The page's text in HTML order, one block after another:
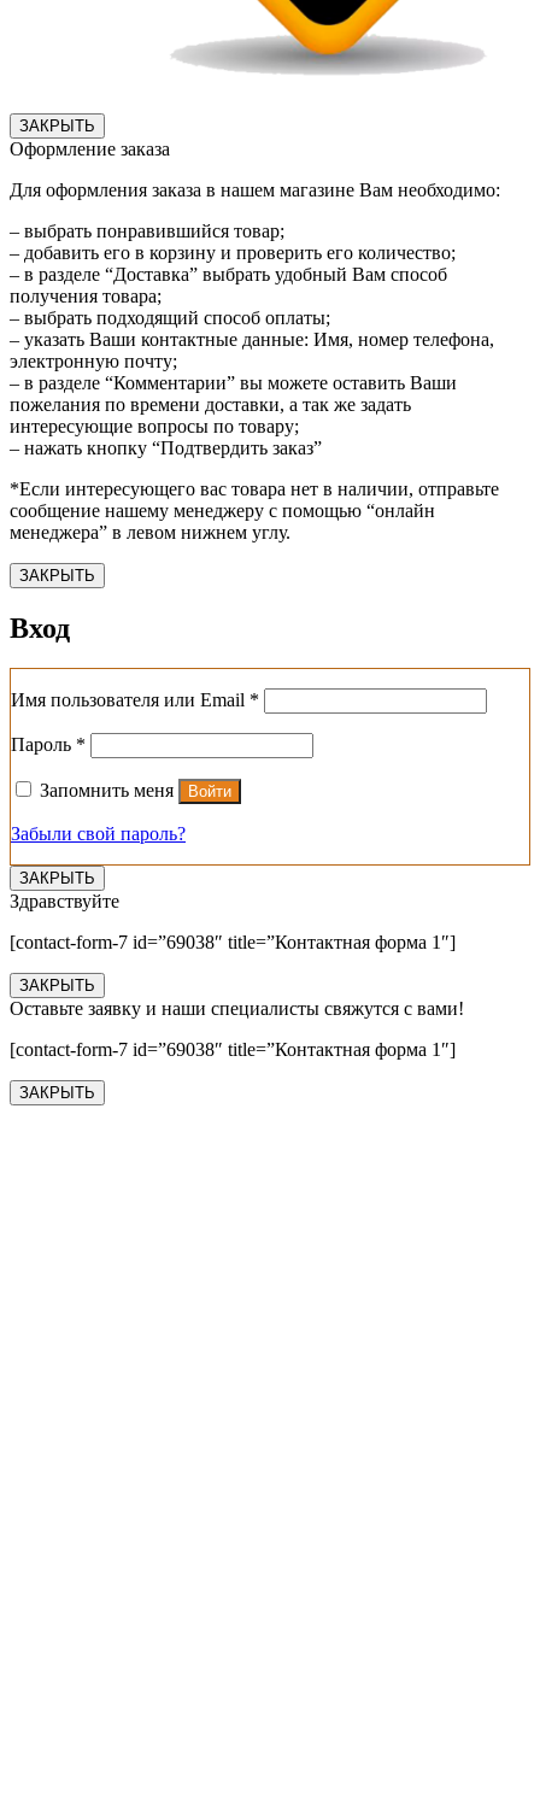
ЗАКРЫТЬ
Оформление заказа
Для оформления заказа в нашем магазине Вам необходимо:
– выбрать понравившийся товар;
– добавить его в корзину и проверить его количество;
– в разделе “Доставка” выбрать удобный Вам способ
получения товара;
– выбрать подходящий способ оплаты;
– указать Ваши контактные данные: Имя, номер телефона,
электронную почту;
– в разделе “Комментарии” вы можете оставить Ваши
пожелания по времени доставки, а так же задать
интересующие вопросы по товару;
– нажать кнопку “Подтвердить заказ”
*Если интересующего вас товара нет в наличии, отправьте
сообщение нашему менеджеру с помощью “онлайн
менеджера” в левом нижнем углу.
ЗАКРЫТЬ
Вход
Имя пользователя или Email *
Пароль *
Запомнить меня Войти
Забыли свой пароль?
ЗАКРЫТЬ
Здравствуйте
[contact-form-7 id=”69038″ title=”Контактная форма 1″]
ЗАКРЫТЬ
Оставьте заявку и наши специалисты свяжутся с вами!
[contact-form-7 id=”69038″ title=”Контактная форма 1″]
ЗАКРЫТЬ